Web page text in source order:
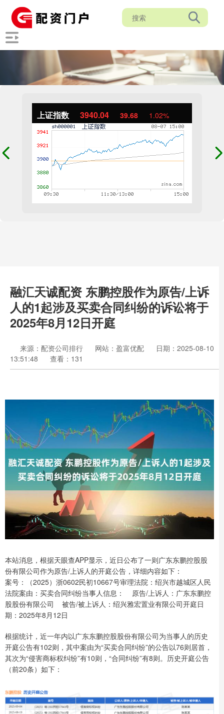
上证指数 3940.04 39.68 1.02%
融汇天诚配资 东鹏控股作为原告/上诉
人的1起涉及买卖合同纠纷的诉讼将于
2025年8月12日开庭
来源：配资公司排行 网站：盈富优配
日期：2025-08-10
13:51:48
查看：131
本站消息，根据天眼查APP显示，近日公布了一则广东东鹏控股股
份有限公司作为原告/上诉人的开庭公告，详细内容如下：
案号：（2025）浙0602民初10667号审理法院：绍兴市越城区人民
法院案由：买卖合同纠纷当事人信息： 原告/上诉人：广东东鹏控
股股份有限公司 被告/被上诉人：绍兴雅宏置业有限公司开庭日
期：2025年8月12日
根据统计，近一年内以广东东鹏控股股份有限公司为当事人的历史
开庭公告有102则，其中案由为“买卖合同纠纷”的公告以76则居首，
其次为“侵害商标权纠纷”有10则，“合同纠纷”有8则。历史开庭公告
（前20条）如下：